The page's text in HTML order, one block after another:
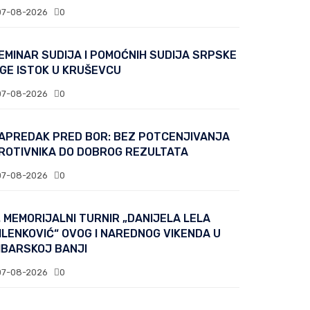
08-2026 0
SUDIJA I POMOĆNIH SUDIJA SRPSKE
ISTOK U KRUŠEVCU
08-2026 0
PRED BOR: BEZ POTCENJIVANJA
DO DOBROG REZULTATA
08-2026 0
MEMORIJALNI TURNIR „DANIJELA LELA
OVOG I NAREDNOG VIKENDA U
BANJI
08-2026 0